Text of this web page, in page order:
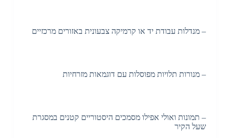
– מנדלות עבודת יד או קרמיקה צבעונית באזורים מרכזיים
– מנורות תלויות מפוסלות עם דוגמאות מזרחיות
– תמונות ואולי אפילו מסמכים היסטוריים קטנים במסגרת
שעל הקיר